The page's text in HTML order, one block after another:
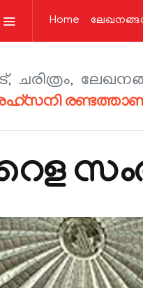
Home
ചരിത്രം